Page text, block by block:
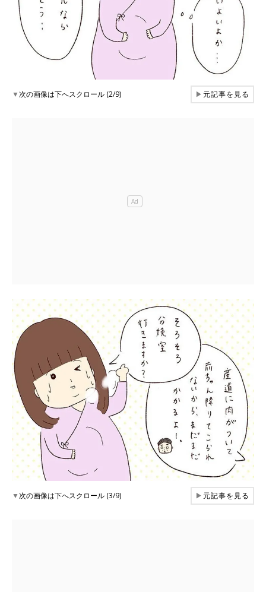
▼次の画像は下へスクロール (2/9) ▶元記事を見る
▼次の画像は下へスクロール (3/9) ▶元記事を見る